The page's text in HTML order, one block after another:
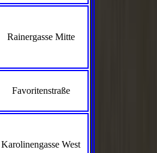
Rainergasse Mitte
Favoritenstraße
Karolinengasse West